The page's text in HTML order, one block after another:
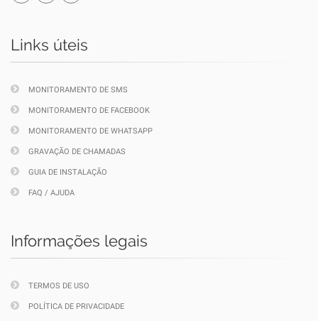
Links úteis
MONITORAMENTO DE SMS
MONITORAMENTO DE FACEBOOK
MONITORAMENTO DE WHATSAPP
GRAVAÇÃO DE CHAMADAS
GUIA DE INSTALAÇÃO
FAQ / AJUDA
Informações legais
TERMOS DE USO
POLÍTICA DE PRIVACIDADE